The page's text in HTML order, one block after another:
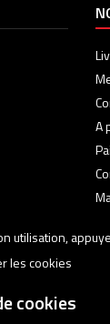
A
utilisation,
les cookies
cookies